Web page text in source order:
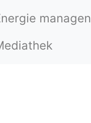
managen